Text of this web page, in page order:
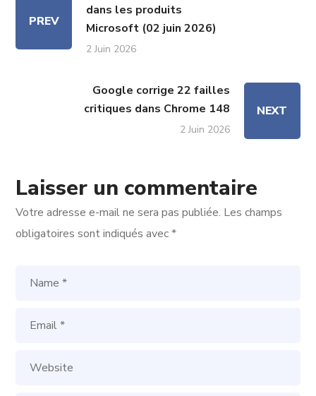
PREV
dans les produits
Microsoft (02 juin 2026)
2 Juin 2026
Google corrige 22 failles
critiques dans Chrome 148
2 Juin 2026
NEXT
Laisser un commentaire
Votre adresse e-mail ne sera pas publiée. Les champs
obligatoires sont indiqués avec*